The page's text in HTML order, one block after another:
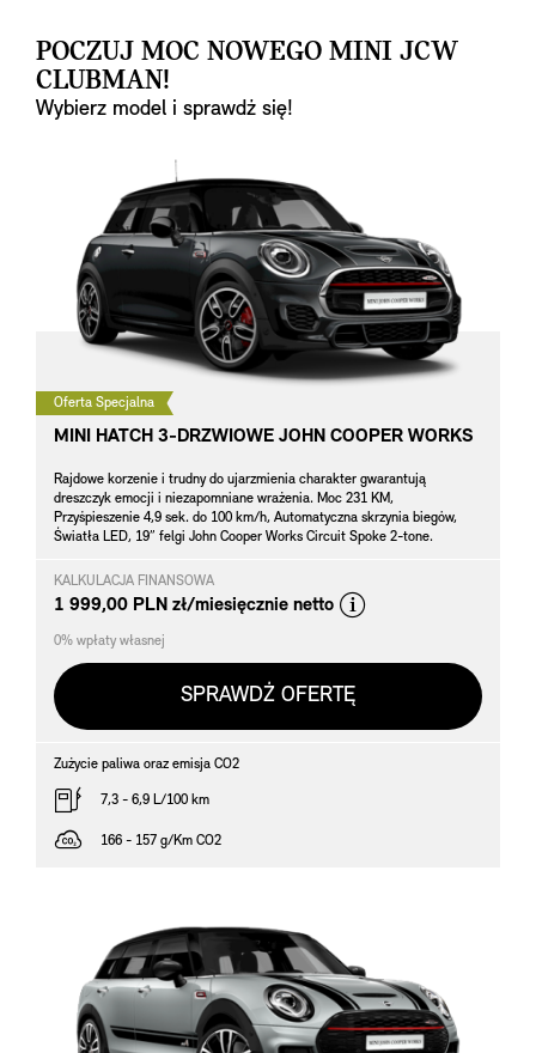
POCZUJ MOC NOWEGO MINI JCW
CLUBMAN!
Wybierz model i sprawdź się!
Oferta Specjalna
MINI HATCH 3-DRZWIOWE JOHN COOPER WORKS
Rajdowe korzenie i trudny do ujarzmienia charakter gwarantują
dreszczyk emocji i niezapomniane wrażenia. Moc 231 KM,
Przyśpieszenie 4,9 sek. do 100 km/h, Automatyczna skrzynia biegów,
Światła LED, 19” felgi John Cooper Works Circuit Spoke 2-tone.
KALKULACJA FINANSOWA
1 999,00 PLN zł/miesięcznie netto
0% wpłaty własnej
SPRAWDŹ OFERTĘ
Zużycie paliwa oraz emisja CO2
7,3 - 6,9 L/100 km
166 - 157 g/Km CO2